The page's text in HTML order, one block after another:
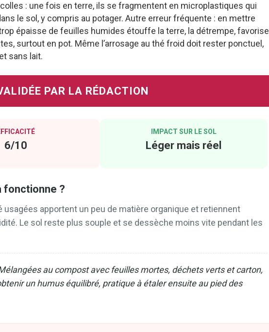
: une fois en terre, ils se fragmentent en microplastiques qui
le sol, y compris au potager. Autre erreur fréquente : en mettre
épaisse de feuilles humides étouffe la terre, la détrempe, favorise
surtout en pot. Même l’arrosage au thé froid doit rester ponctuel,
sans lait.
PAR LA RÉDACTION
6/10
IMPACT SUR LE SOL
Léger mais réel
fonctionne ?
usagées apportent un peu de matière organique et retiennent
Le sol reste plus souple et se dessèche moins vite pendant les
au compost avec feuilles mortes, déchets verts et carton,
un humus équilibré, pratique à étaler ensuite au pied des